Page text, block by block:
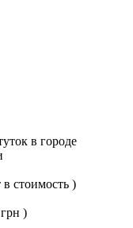
в городе
стоимость )
)